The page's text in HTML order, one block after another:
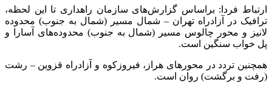
ارتباط فردا: براساس گزارش‌های سازمان راهداری تا این لحظه،
ترافیک در آزادراه تهران – شمال مسیر (شمال به جنوب) محدوده
لانیز و محور چالوس مسیر (شمال به جنوب) محدوده‌های آسارا و
پل خواب سنگین است.
همچنین تردد در محورهای هراز، فیروزکوه و آزادراه قزوین – رشت
(رفت و برگشت) روان است.